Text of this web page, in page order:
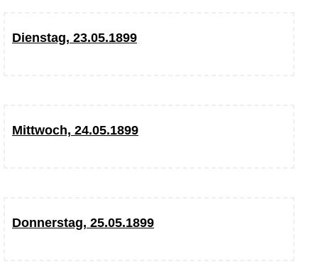
Dienstag, 23.05.1899
Mittwoch, 24.05.1899
Donnerstag, 25.05.1899